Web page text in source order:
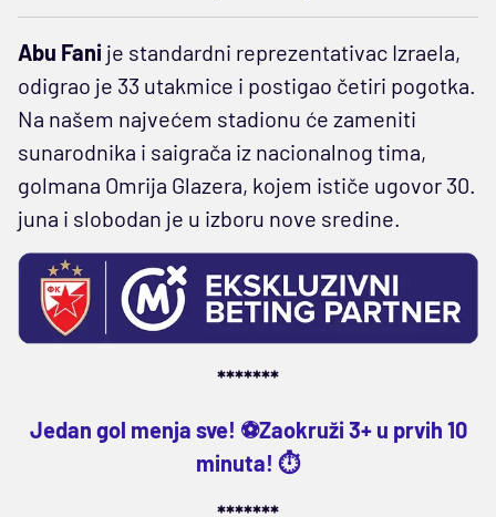
Abu Fani je standardni reprezentativac Izraela,
odigrao je 33 utakmice i postigao četiri pogotka.
Na našem najvećem stadionu će zameniti
sunarodnika i saigrača iz nacionalnog tima,
golmana Omrija Glazera, kojem ističe ugovor 30.
juna i slobodan je u izboru nove sredine.
*******
Jedan gol menja sve! ⚽Zaokruži 3+ u prvih 10
minuta! ⏱️